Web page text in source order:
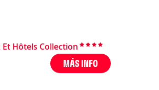
Hôtels Collection
MÁS INFO